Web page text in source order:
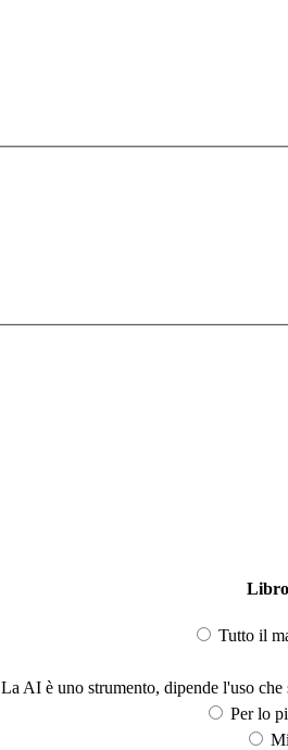
Tutto il
La AI è uno strumento, dipende l'uso
Per lo